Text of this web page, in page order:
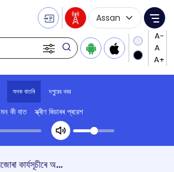
Language
শুনক বাতৰি দপুুরের খবর
মন কী বাত স্ক্ৰীণ ৰিডাৰৰ প্ৰৱেশ
Transcript summary
খেলা অডিঅ' দপুুরের খবর
গোগামুখত দিনজোৰা কাৰ্যসূচীৰে অহা ২০ জুনত কলাগুৰু বিষ্ণুৰাভা দিৱস